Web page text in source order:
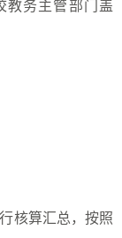
教务主管部门盖
核算汇总，按照